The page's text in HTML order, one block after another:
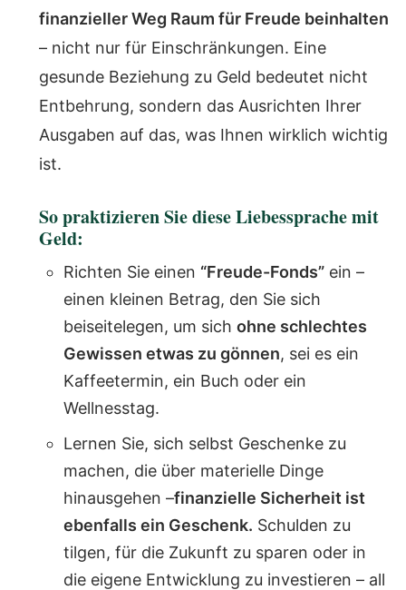
finanzieller Weg Raum für Freude beinhalten
– nicht nur für Einschränkungen. Eine
gesunde Beziehung zu Geld bedeutet nicht
Entbehrung, sondern das Ausrichten Ihrer
Ausgaben auf das, was Ihnen wirklich wichtig
ist.
So praktizieren Sie diese Liebessprache mit
Geld:
Richten Sie einen “Freude-Fonds” ein –
einen kleinen Betrag, den Sie sich
beiseitelegen, um sich ohne schlechtes
Gewissen etwas zu gönnen, sei es ein
Kaffeetermin, ein Buch oder ein
Wellnesstag.
Lernen Sie, sich selbst Geschenke zu
machen, die über materielle Dinge
hinausgehen –finanzielle Sicherheit ist
ebenfalls ein Geschenk. Schulden zu
tilgen, für die Zukunft zu sparen oder in
die eigene Entwicklung zu investieren – all